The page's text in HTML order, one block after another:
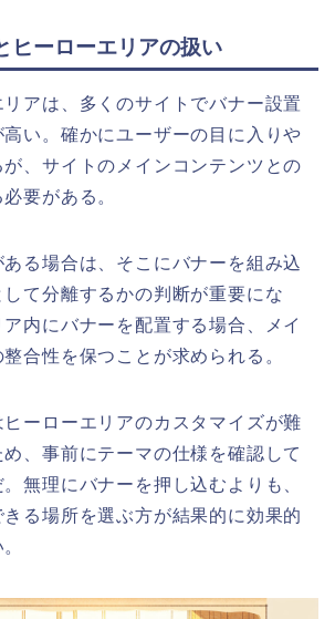
ヒーローエリアの扱い
アは、多くのサイトでバナー設置
い。確かにユーザーの目に入りや
、サイトのメインコンテンツとの
要がある。
る場合は、そこにバナーを組み込
て分離するかの判断が重要にな
内にバナーを配置する場合、メイ
合性を保つことが求められる。
ーローエリアのカスタマイズが難
、事前にテーマの仕様を確認して
無理にバナーを押し込むよりも、
る場所を選ぶ方が結果的に効果的